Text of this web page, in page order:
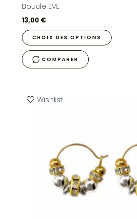
Boucle EVE
13,00 €
CHOIX DES OPTIONS
COMPARER
Wishlist